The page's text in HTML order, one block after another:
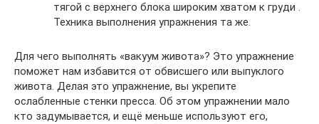
тягой с верхнего блока широким хватом к груди .
Техника выполнения упражнения та же.
Для чего выполнять «вакуум живота»? Это упражнение
поможет нам избавится от обвисшего или выпуклого
живота. Делая это упражнение, вы укрепите
ослабленные стенки пресса. Об этом упражнении мало
кто задумывается, и ещё меньше используют его,